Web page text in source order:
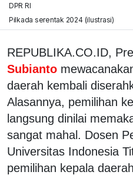
DPR RI
Pilkada serentak 2024 (ilustrasi)
REPUBLIKA.CO.ID,
Subianto
daerah kembali
Alasannya, pemilihan
langsung dinilai
sangat mahal. Dosen
Universitas Indonesia
pemilihan kepala